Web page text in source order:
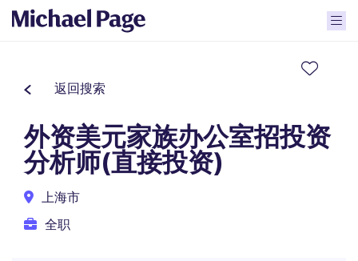
返回搜索
外资美元家族办公室招投资
分析师(直接投资)
上海市
全职